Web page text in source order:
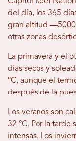
del día, los 365
gran altitud
otras zonas
La primavera y el
días secos y
°C, aunque el
después de la
Los veranos son
32 °C. Por la tarde
intensas. Los